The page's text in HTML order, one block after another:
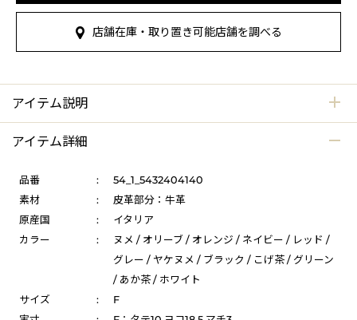
店舗在庫・取り置き可能店舗を調べる
アイテム説明
アイテム詳細
品番 :
54_1_5432404140
素材
:
皮革部分：牛革
原産国
:
イタリア
カラー
:
ヌメ / オリーブ / オレンジ / ネイビー / レッド /
グレー / ヤケヌメ / ブラック / こげ茶 / グリーン
/ あか茶 / ホワイト
サイズ
:
F